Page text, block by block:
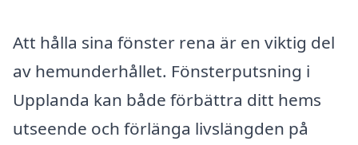
Att hålla sina fönster rena är en viktig del
av hemunderhållet. Fönsterputsning i
Upplanda kan både förbättra ditt hems
utseende och förlänga livslängden på